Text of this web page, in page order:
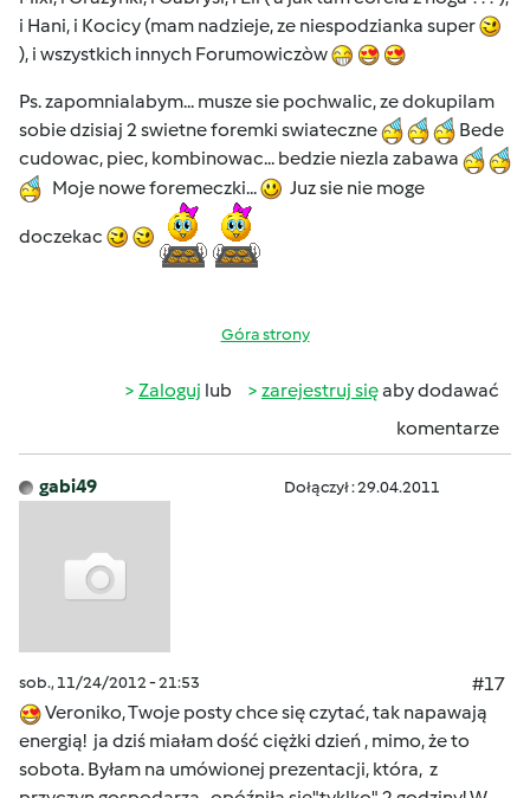
i Hani, i Kocicy (mam nadzieje, ze niespodzianka super
), i wszystkich innych Forumowiczòw
Ps. zapomnialabym... musze sie pochwalic, ze dokupilam
sobie dzisiaj 2 swietne foremki swiateczne
Bede
cudowac, piec, kombinowac... bedzie niezla zabawa
Moje nowe foremeczki...
Juz sie nie moge
doczekac
Góra strony
Zaloguj lub zarejestruj sięaby dodawać
komentarze
gabi49 Dołączył : 29.04.2011
sob., 11/24/2012 - 21:53
#17
Veroniko, Twoje posty chce się czytać, tak napawają
energią! ja dziś miałam dość ciężki dzień , mimo, że to
sobota. Byłam na umówionej prezentacji, która, z